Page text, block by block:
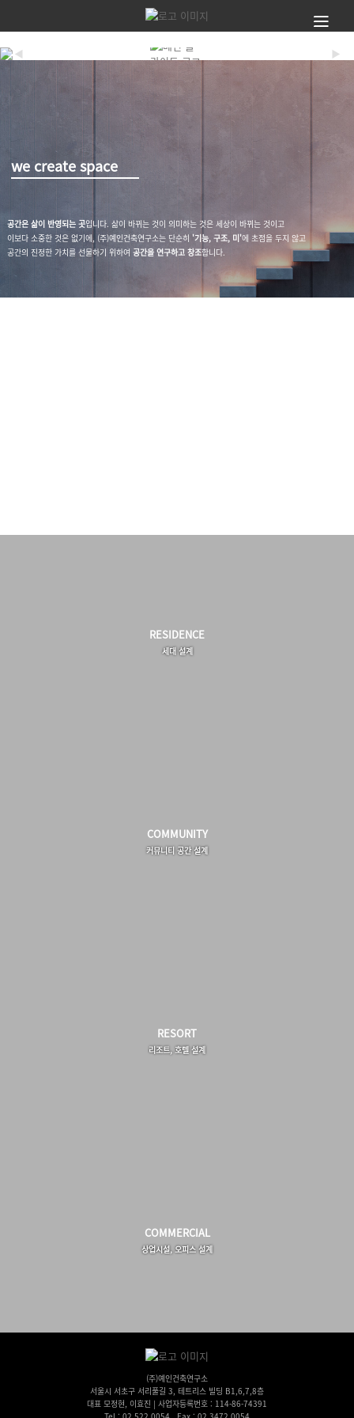
◀ ▶
we create space
공간은 삶이 반영되는 곳입니다. 삶이 바뀌는 것이 의미하는 것은 세상이 바뀌는 것이고
이보다 소중한 것은 없기에, (주)예인건축연구소는 단순히 '기능, 구조, 미'에 초점을 두지 않고
공간의 진정한 가치를 선물하기 위하여 공간을 연구하고 창조합니다.
RESIDENCE
세대 설계
COMMUNITY
커뮤니티 공간 설계
RESORT
리조트, 호텔 설계
COMMERCIAL
상업시설, 오피스 설계
(주)예인건축연구소
서울시 서초구 서리풀길 3, 테트리스 빌딩 B1,6,7,8층
대표 모정현, 이효진 | 사업자등록번호 : 114-86-74391